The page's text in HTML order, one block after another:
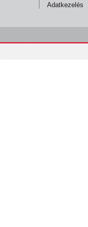
Adatkezelés